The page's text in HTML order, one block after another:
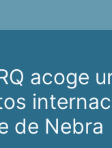
acoge
de Nebra